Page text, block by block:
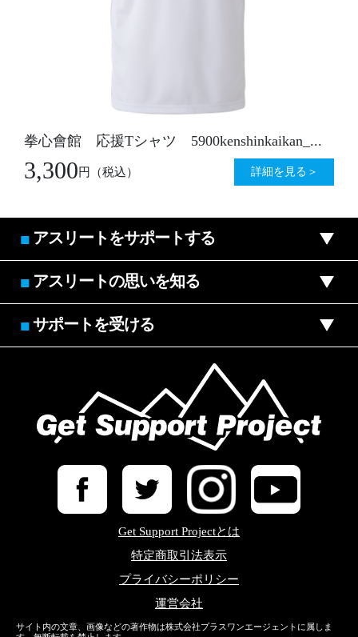
拳心會館 応援Tシャツ 5900kenshinkaikan_...
3,300円 （税込） 詳細を見る＞
■ アスリートをサポートする
■ アスリートの思いを知る
■サポートを受ける
Get Support Projectとは
特定商取引法表示
プライバシーポリシー
運営会社
サイト内の文章、画像などの著作物は株式会社プラスワンエージェントに属しま